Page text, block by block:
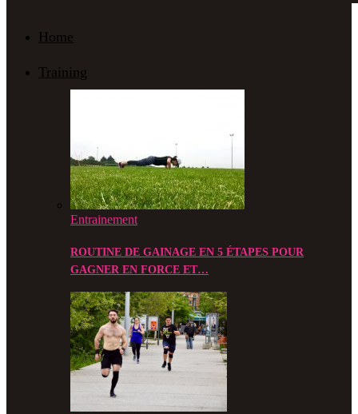
Home
Training
Entrainement
ROUTINE DE GAINAGE EN 5 ÉTAPES POUR
GAGNER EN FORCE ET…